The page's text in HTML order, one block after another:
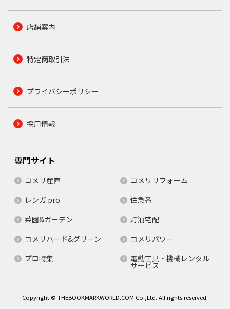
店舗案内
特定商取引法
プライバシーポリシー
採用情報
専門サイト
コメリ産直
コメリリフォーム
レンガ.pro
住急番
菜園&ガーデン
灯油宅配
コメリハード&グリーン
コメリパワー
プロ特集
電動工具・機械レンタル
サービス
Copyright © THEBOOKMARKWORLD.COM Co.,Ltd. All rights reserved.